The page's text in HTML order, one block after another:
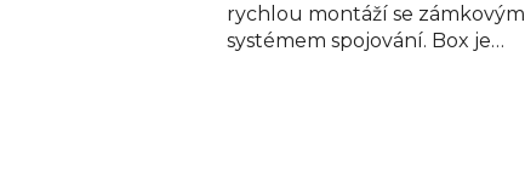
rychlou montáží se zámkovým
systémem spojování. Box je